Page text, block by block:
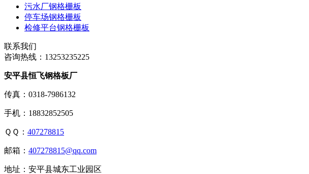
污水厂钢格栅板
停车场钢格栅板
检修平台钢格栅板
联系我们
咨询热线： 13253235225
安平县恒飞钢格板厂
传真：0318-7986132
手机：18832852505
ＱＱ： 407278815
邮箱： 407278815@qq.com
地址：安平县城东工业园区